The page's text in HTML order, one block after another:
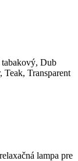
Dub
Teak, Transparent
lampa pre